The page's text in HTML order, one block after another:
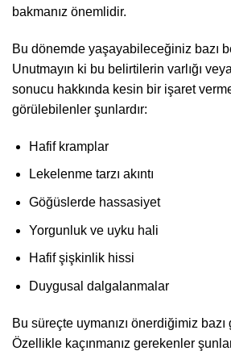
bakmanız önemlidir.
Bu dönemde yaşayabileceğiniz bazı
Unutmayın ki bu belirtilerin varlığı
sonucu hakkında kesin bir işaret
görülebilenler şunlardır:
Hafif kramplar
Lekelenme tarzı akıntı
Göğüslerde hassasiyet
Yorgunluk ve uyku hali
Hafif şişkinlik hissi
Duygusal dalgalanmalar
Bu süreçte uymanızı önerdiğimiz
Özellikle kaçınmanız gerekenler